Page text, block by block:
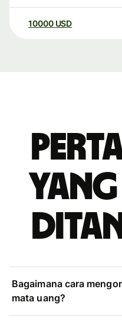
10000 USD
Bagaimana cara
mata uang?